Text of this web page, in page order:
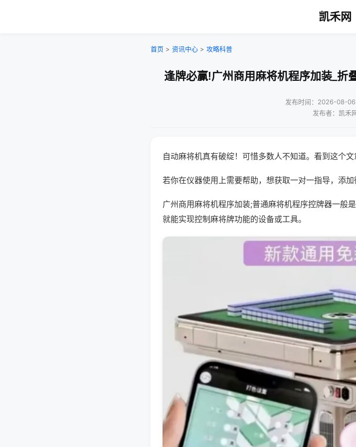
凯禾网
首页 > 资讯中心 > 攻略科普
逢牌必赢!广州商用麻将机程序加装_折
发布时间：2026-08-
发布者：凯禾
自动麻将机真有破绽！可惜多数人不知道。看到这个文
若你在仪器使用上需要帮助，想获取一对一指导，添
广州商用麻将机程序加装;普通麻将机程序控牌器一般
就能实现控制麻将牌功能的设备或工具。